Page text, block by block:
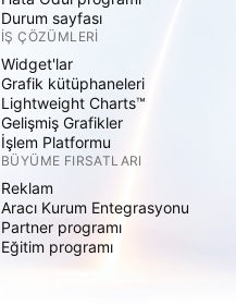
Durum sayfası
İŞ ÇÖZÜMLERI
Widget'lar
Grafik kütüphaneleri
Lightweight Charts™
Gelişmiş Grafikler
İşlem Platformu
BÜYÜME FIRSATLARI
Reklam
Aracı Kurum Entegrasyonu
Partner programı
Eğitim programı